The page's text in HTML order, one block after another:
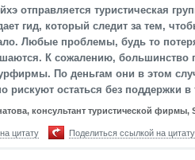
отправляется туристическая
гид, который следит за тем,
Любые проблемы, будь то
К сожалению, большинство
По деньгам они в этом
рискуют остаться без поддержки в
консультант туристической фирмы,
цитату Поделиться ссылкой на цитату